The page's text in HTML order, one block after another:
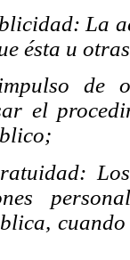
La
ésta u
de
el